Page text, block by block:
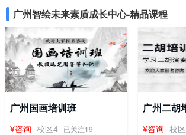
广州智绘未来素质成长中心-精品课程
广州国画培训班
¥咨询 校区4 已关注19
广州二胡
¥咨询 校